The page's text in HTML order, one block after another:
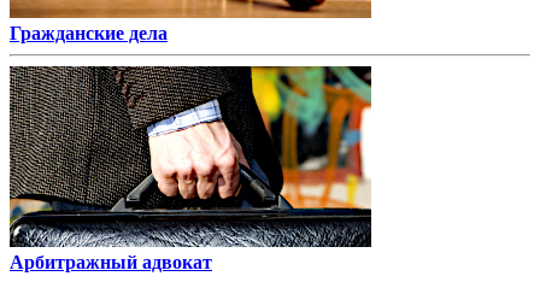
Гражданские дела
Арбитражный адвокат